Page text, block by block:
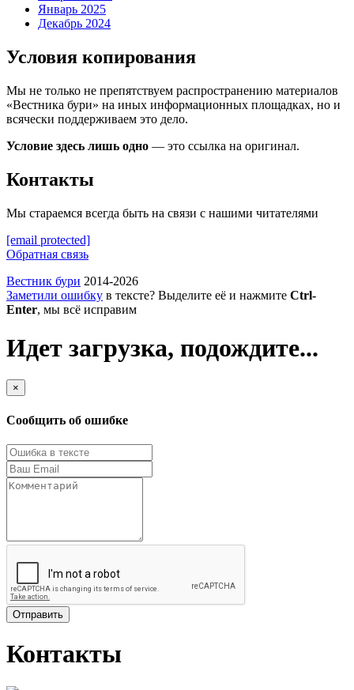
Январь 2025
Декабрь 2024
Условия копирования
Мы не только не препятствуем распространению материалов
«Вестника бури» на иных информационных площадках, но и
всячески поддерживаем это дело.
Условие здесь лишь одно — это ссылка на оригинал.
Контакты
Мы стараемся всегда быть на связи с нашими читателями
[email protected]
Обратная связь
Вестник бури 2014-2026
Заметили ошибку в тексте? Выделите её и нажмите Ctrl-
Enter, мы всё исправим
Идет загрузка, подождите...
×
Сообщить об ошибке
Отправить
Контакты